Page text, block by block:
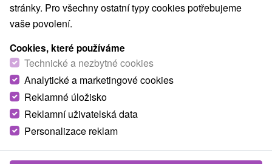
Pobyt Termal Classic v oblíbeném aquaparku
konce června nejnižší cena jen na
Od 2 Nocí
Polopenze
stránky. Pro všechny ostatní typy cookies potřebujeme
vaše povolení.
Cookies, které používáme
Technické a nezbytné cookies
Analytické a marketingové cookies
Reklamné úložisko
Reklamní uživatelská data
Personalizace reklam